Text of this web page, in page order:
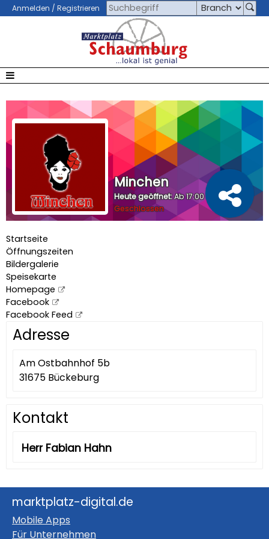
Anmelden / Registrieren
Minchen
Heute geöffnet:Ab 17:00 Uhr •
Geschlossen
Startseite
Öffnungszeiten
Bildergalerie
Speisekarte
Homepage
Facebook
Facebook Feed
Adresse
Am Ostbahnhof 5b
31675 Bückeburg
Kontakt
Herr Fabian Hahn
marktplatz-digital.de
Mobile Apps
Für Unternehmen